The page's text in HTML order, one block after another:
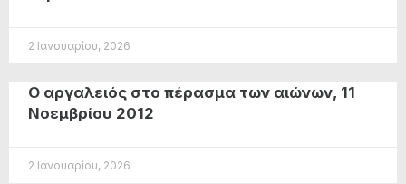
2 Ιανουαρίου, 2026
Ο αργαλειός στο πέρασμα των αιώνων, 11
Νοεμβρίου 2012
2 Ιανουαρίου, 2026